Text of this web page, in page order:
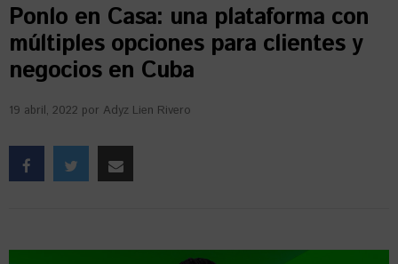
Ponlo en Casa: una plataforma con
múltiples opciones para clientes y
negocios en Cuba
19 abril, 2022 por Adyz Lien Rivero